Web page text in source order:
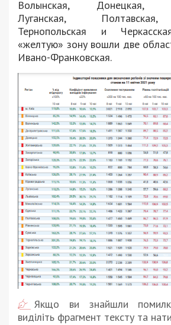
Волынская, Донецкая,
Луганская,
Тернопольская и
«желтую» зону вошли две
Ивано-Франковская.
Якщо ви знайшли
виділіть фрагмент тексту та